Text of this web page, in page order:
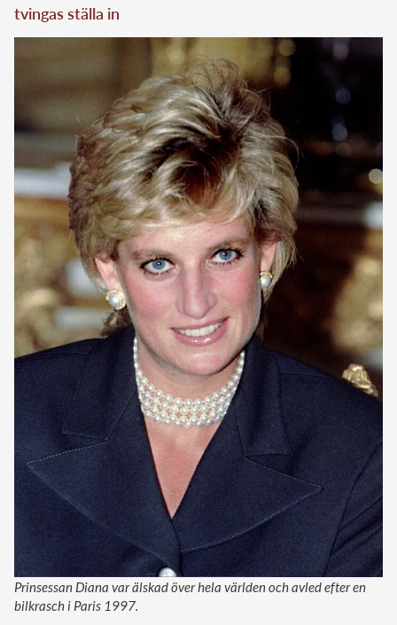
tvingas ställa in
Prinsessan Diana var älskad över hela världen och avled efter en
bilkrasch i Paris 1997.